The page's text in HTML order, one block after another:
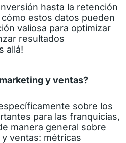
hasta la retención
estos datos pueden
valiosa para optimizar
resultados
allá!
y ventas?
sobre los
para las franquicias,
manera general sobre
ventas: métricas